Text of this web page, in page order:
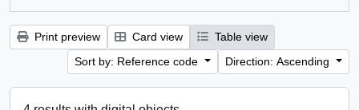
Print preview Card view
Table view
Sort by: Reference code
Direction: Ascending